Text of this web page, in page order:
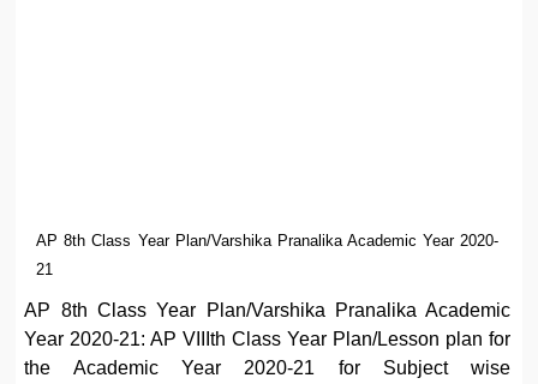
AP 8th Class Year Plan/Varshika Pranalika Academic Year 2020-
21
AP 8th Class Year Plan/Varshika Pranalika Academic
Year 2020-21: AP VIIIth Class Year Plan/Lesson plan for
the Academic Year 2020-21 for Subject wise